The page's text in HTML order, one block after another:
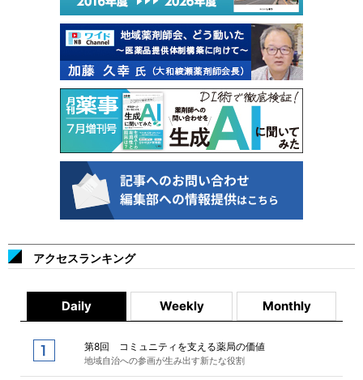
アクセスランキング
Daily Weekly Monthly
第8回 コミュニティを支える薬局の価値
地域自治への参画が生み出す新たな役割